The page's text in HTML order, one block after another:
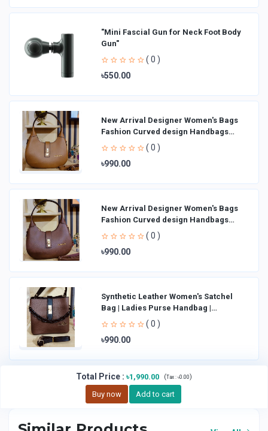
"Mini Fascial Gun for Neck Foot Body
Gun"
( 0 )
৳550.00
New Arrival Designer Women′s Bags
Fashion Curved design Handbags
Shoulder Bag La
( 0 )
৳990.00
New Arrival Designer Women′s Bags
Fashion Curved design Handbags
Shoulder Bag La
( 0 )
৳990.00
Synthetic Leather Women's Satchel
Bag | Ladies Purse Handbag |
Handheld Bag | Sl
( 0 )
৳990.00
Total Price : ৳1,990.00 (Tax : ৳0.00)
Buy now Add to cart